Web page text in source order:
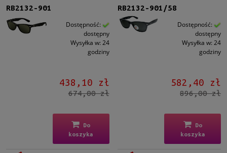
RB2132-901
Dostępność:
dostępny
Wysyłka w: 24
godziny
438,10 zł
674,00 zł
Do
koszyka
RB2132-901/58
Dostępność:
dostępny
Wysyłka w: 24
godziny
582,40 zł
896,00 zł
Do
koszyka